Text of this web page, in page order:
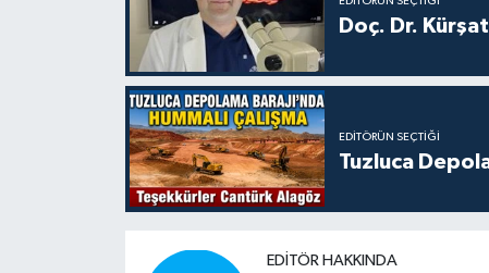
Doç. Dr.
EDITÖRÜN SEÇTIĞI
Tuzluca
EDITÖR HAKKINDA